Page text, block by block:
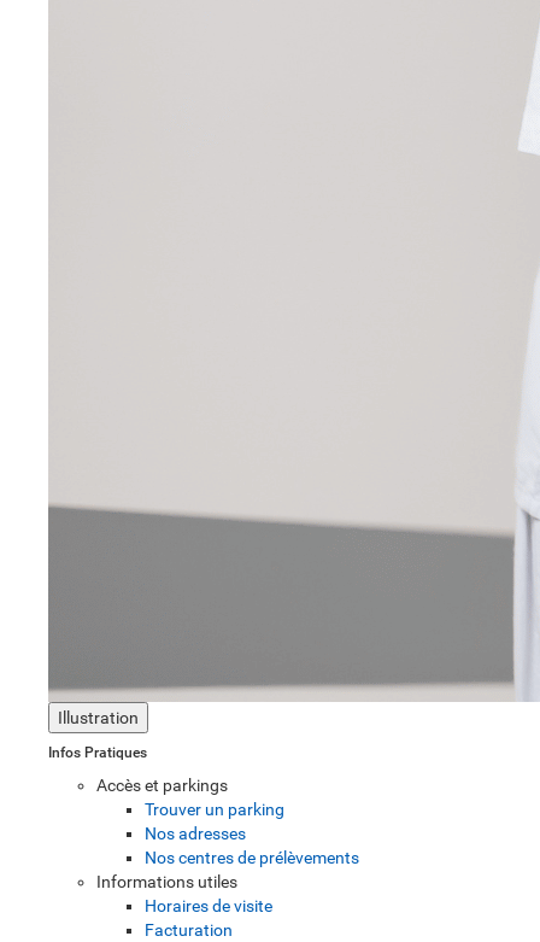
Illustration
Infos Pratiques
Accès et parkings
Trouver un parking
Nos adresses
Nos centres de prélèvements
Informations utiles
Horaires de visite
Facturation